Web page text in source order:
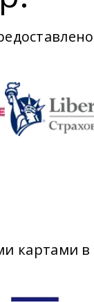
картами в